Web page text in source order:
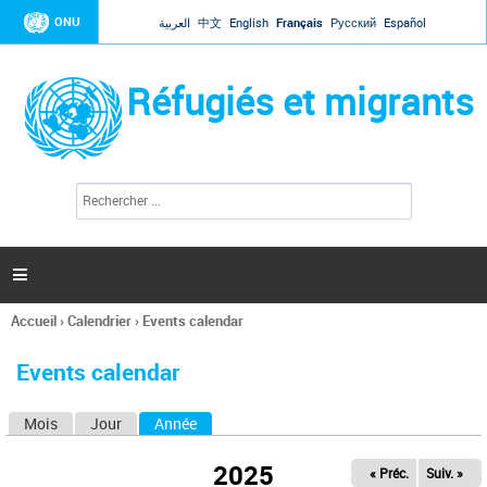
Jump to navigation
ONU العربية 中文 English Français Русский Español
Réfugiés et migrants
l
c
h
e

Vous
ici
Accueil›Calendrier› Events calendar
Events calendar
Mois Jour Année
2025 « Préc. Suiv. »